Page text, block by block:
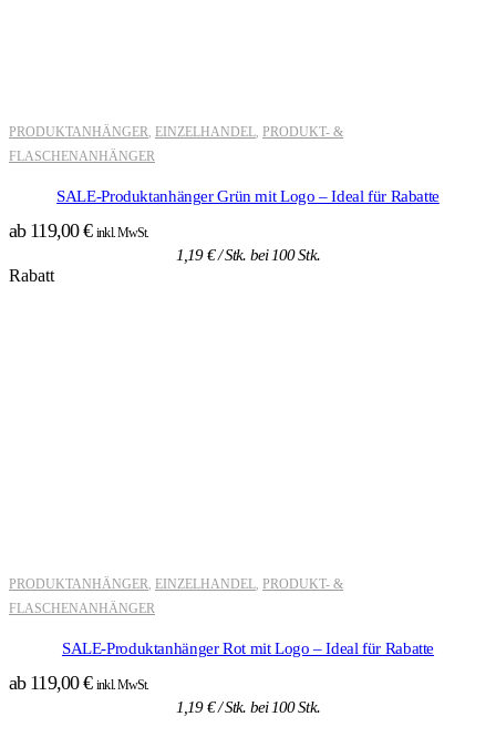
PRODUKTANHÄNGER EINZELHANDEL PRODUKT- &
FLASCHENANHÄNGER
SALE-Produktanhänger Grün mit Logo – Ideal für Rabatte
ab 119,00€ inkl. MwSt.
1,19€/ Stk. bei 100 Stk.
Rabatt
PRODUKTANHÄNGER EINZELHANDEL PRODUKT- &
FLASCHENANHÄNGER
SALE-Produktanhänger Rot mit Logo – Ideal für Rabatte
ab 119,00€ inkl. MwSt.
1,19€/ Stk. bei 100 Stk.